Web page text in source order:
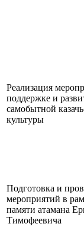
Реализация
поддержке и
самобытной
культуры
Подготовка и
мероприятий в
памяти атамана
Тимофеевича